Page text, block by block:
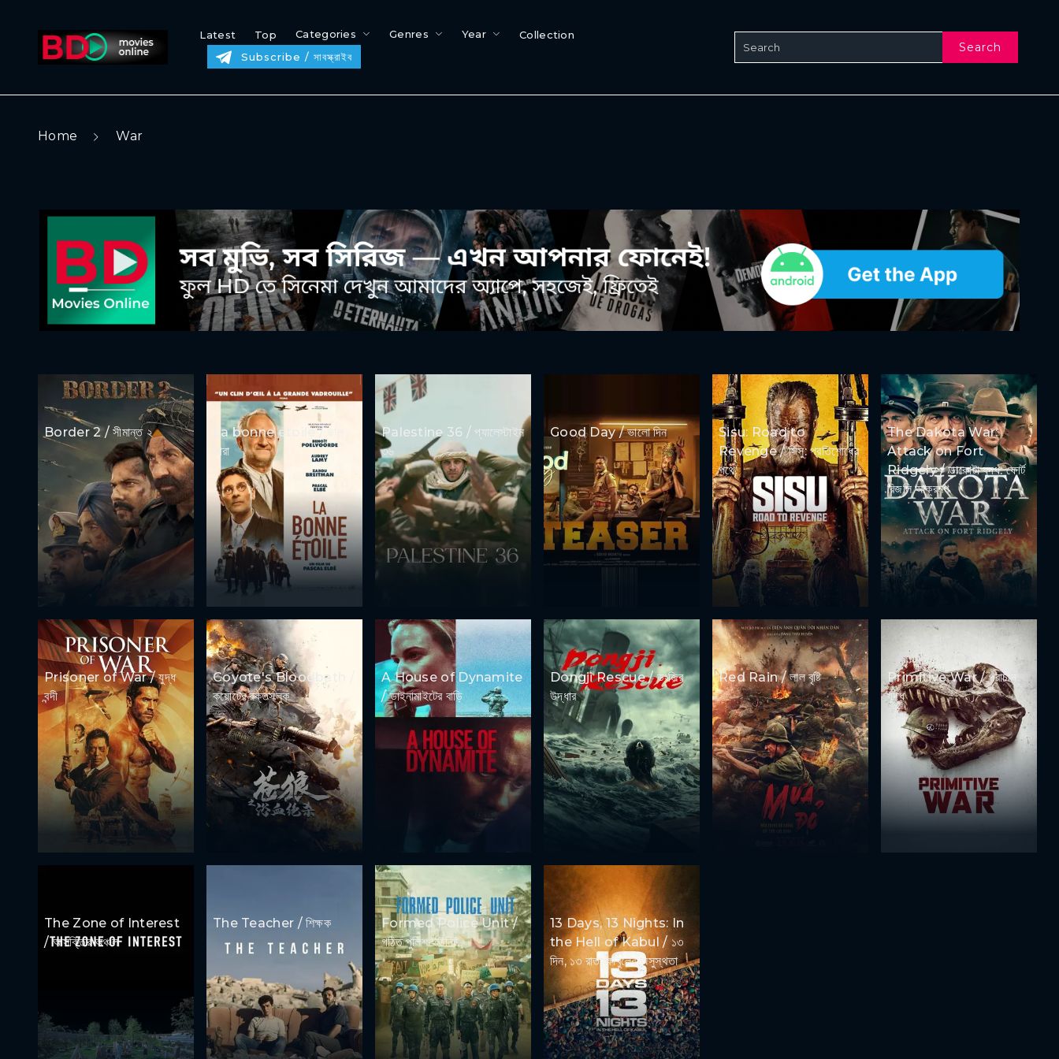
Latest Top Categories Genres Year
Collection
Subscribe / সাবস্ক্রাইব
Search
Home War
Border 2 / সীমান্ত ২
La bonne étoile / ভাল
তারা
Palestine 36 / প্যালেস্টাইন
৩৬
Good Day / ভালো দিন
Sisu: Road to
Revenge / সিসু: প্রতিশোধের
পথে
The Dakota War:
Attack on Fort
Ridgely / ডাকোটা যুদ্ধ: ফোর্ট
রিজলি আক্রমণ
Prisoner of War / যুদ্ধ
বন্দী
Coyote's Bloodbath /
কয়োটের রক্তসলুক
A House of Dynamite
/ ডাইনামাইটের বাড়ি
Dongji Rescue / ডংজির
উদ্ধার
Red Rain / লাল বৃষ্টি
Primitive War / প্রাচীন
যুদ্ধ
The Zone of Interest
/ আসক্তির অঞ্চল
The Teacher / শিক্ষক
Formed Police Unit /
গঠিত পুলিশ ইউনিট
13 Days, 13 Nights: In
the Hell of Kabul / ১৩
দিন, ১৩ রাত: কাবুলের অসুস্থতা